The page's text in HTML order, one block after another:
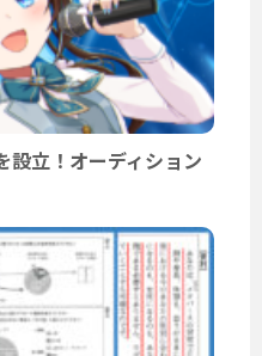
立！オーディション